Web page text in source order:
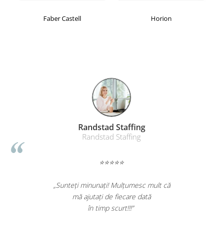
Faber Castell Horion
„Sunteți minunați!
mă ajutați de fiecare